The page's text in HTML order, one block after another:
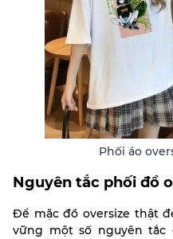
Phối áo
Nguyên tắc phối đồ
Để mặc đồ oversize thật
vững một số nguyên tắc